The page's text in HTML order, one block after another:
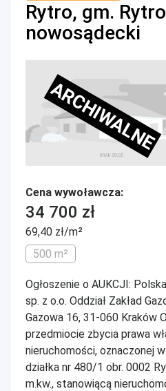
Rytro, gm.
nowosądecki
ARCHIWALNE
Cena wywoławcza:
34 700 zł
69,40 zł/m²
500 m²
Ogłoszenie o AUKCJI:
sp. z o.o. Oddział Zakład
Gazowa 16, 31-060 Kraków
przedmiocie zbycia prawa
nieruchomości, oznaczonej
działka nr 480/1 obr. 0002
m.kw., stanowiącą